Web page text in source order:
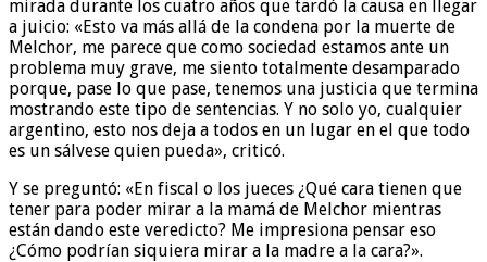
mirada durante los cuatro años que tardó la causa en llegar
a juicio: «Esto va más allá de la condena por la muerte de
Melchor, me parece que como sociedad estamos ante un
problema muy grave, me siento totalmente desamparado
porque, pase lo que pase, tenemos una justicia que termina
mostrando este tipo de sentencias. Y no solo yo, cualquier
argentino, esto nos deja a todos en un lugar en el que todo
es un sálvese quien pueda», criticó.
Y se preguntó: «En fiscal o los jueces ¿Qué cara tienen que
tener para poder mirar a la mamá de Melchor mientras
están dando este veredicto? Me impresiona pensar eso
¿Cómo podrían siquiera mirar a la madre a la cara?».